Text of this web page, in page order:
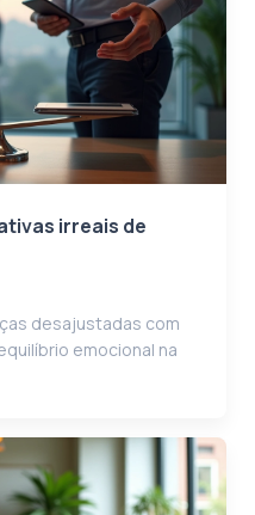
irreais de
desajustadas com
emocional na